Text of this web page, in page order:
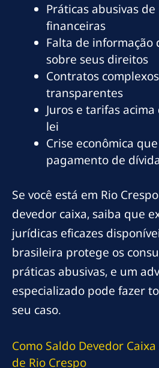
Práticas abusivas
financeiras
Falta de informação
sobre seus direitos
Contratos
transparentes
Juros e tarifas
lei
Crise econômica
pagamento de
Se você está em Rio
devedor caixa, saiba que
jurídicas eficazes
brasileira protege os
práticas abusivas, e um
especializado pode fazer
seu caso.
Como Saldo Devedor
de Rio Crespo